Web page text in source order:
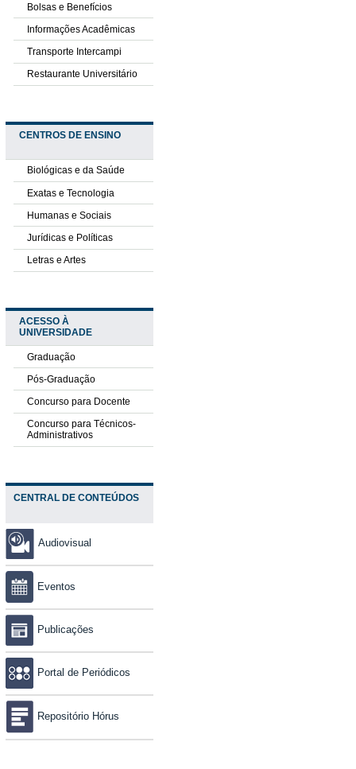
Bolsas e Benefícios
Informações Acadêmicas
Transporte Intercampi
Restaurante Universitário
CENTROS DE ENSINO
Biológicas e da Saúde
Exatas e Tecnologia
Humanas e Sociais
Jurídicas e Políticas
Letras e Artes
ACESSO À
UNIVERSIDADE
Graduação
Pós-Graduação
Concurso para Docente
Concurso para Técnicos-
Administrativos
CENTRAL DE CONTEÚDOS
Audiovisual
Eventos
Publicações
Portal de Periódicos
Repositório Hórus